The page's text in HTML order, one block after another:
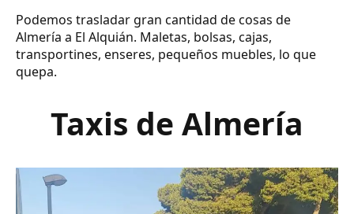
Podemos trasladar gran cantidad de cosas de
Almería a El Alquián. Maletas, bolsas, cajas,
transportines, enseres, pequeños muebles, lo que
quepa.
Taxis de Almería